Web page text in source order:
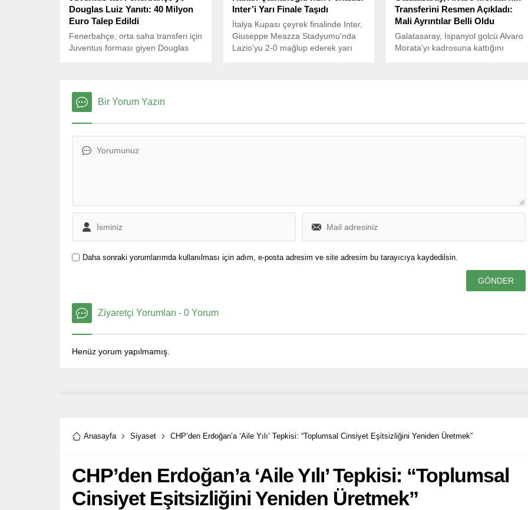
Douglas Luiz Yanıtı: 40 Milyon
Euro Talep Edildi
Fenerbahçe, orta saha transferi için
Juventus forması giyen Douglas
yönetimi şaşırttı.
Inter’i Yarı Finale Taşıdı
İtalya Kupası çeyrek finalinde Inter,
Giuseppe Meazza Stadyumu’nda
Lazio’yu 2-0 mağlup ederek yarı
Transferini Resmen Açıkladı:
Mali Ayrıntılar Belli Oldu
Galatasaray, İspanyol golcü Alvaro
Morata’yı kadrosuna kattığını
Bir Yorum Yazın
Daha sonraki yorumlarımda kullanılması için adım, e-posta adresim ve site adresim bu tarayıcıya kaydedilsin.
Ziyaretçi Yorumları - 0 Yorum
Henüz yorum yapılmamış.
Anasayfa Siyaset CHP’den Erdoğan’a ‘Aile Yılı’ Tepkisi: “Toplumsal Cinsiyet Eşitsizliğini Yeniden Üretmek”
CHP’den Erdoğan’a ‘Aile Yılı’ Tepkisi: “Toplumsal
Cinsiyet Eşitsizliğini Yeniden Üretmek”